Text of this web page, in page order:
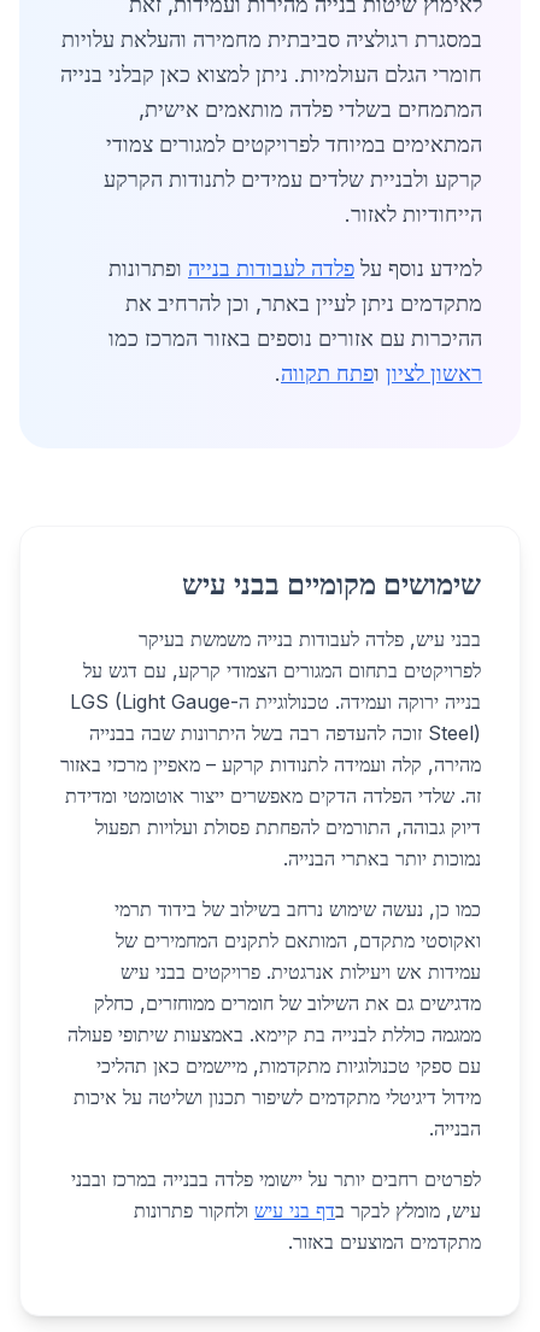
במסגרת רגולציה סביבתית מחמירה והעלאת עלויות
חומרי הגלם העולמיות. ניתן למצוא כאן קבלני בנייה
המתמחים בשלדי פלדה מותאמים אישית,
המתאימים במיוחד לפרויקטים למגורים צמודי
קרקע ולבניית שלדים עמידים לתנודות הקרקע
הייחודיות לאזור.
למידע נוסף על פלדה לעבודות בנייה ופתרונות
מתקדמים ניתן לעיין באתר, וכן להרחיב את
ההיכרות עם אזורים נוספים באזור המרכז כמו
ראשון לציון ופתח תקווה.
שימושים מקומיים בבני עיש
בבני עיש, פלדה לעבודות בנייה משמשת בעיקר
לפרויקטים בתחום המגורים הצמודי קרקע, עם דגש על
בנייה ירוקה ועמידה. טכנולוגיית ה-LGS (Light Gauge
Steel) זוכה להעדפה רבה בשל היתרונות שבה בבנייה
מהירה, קלה ועמידה לתנודות קרקע – מאפיין מרכזי באזור
זה. שלדי הפלדה הדקים מאפשרים ייצור אוטומטי ומדידת
דיוק גבוהה, התורמים להפחתת פסולת ועלויות תפעול
נמוכות יותר באתרי הבנייה.
כמו כן, נעשה שימוש נרחב בשילוב של בידוד תרמי
ואקוסטי מתקדם, המותאם לתקנים המחמירים של
עמידות אש ויעילות אנרגטית. פרויקטים בבני עיש
מדגישים גם את השילוב של חומרים ממוחזרים, כחלק
ממגמה כוללת לבנייה בת קיימא. באמצעות שיתופי פעולה
עם ספקי טכנולוגיות מתקדמות, מיישמים כאן תהליכי
מידול דיגיטלי מתקדמים לשיפור תכנון ושליטה על איכות
הבנייה.
לפרטים רחבים יותר על יישומי פלדה בבנייה במרכז ובבני
עיש, מומלץ לבקר בדף בני עיש ולחקור פתרונות
מתקדמים המוצעים באזור.